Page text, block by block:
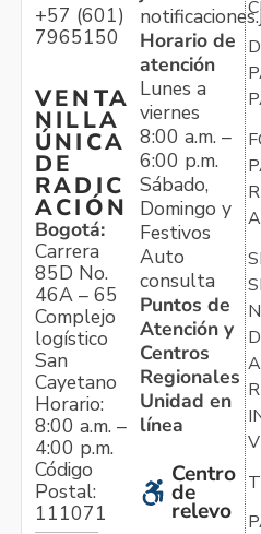
+57 (601)
7965150
VENTA
NILLA
ÚNICA
DE
RADIC
ACIÓN
Bogotá:
Carrera
85D No.
46A – 65
Complejo
logístico
San
Cayetano
Horario:
8:00 a.m. –
4:00 p.m.
Código
Postal:
111071
Horario de
atención
Lunes a
viernes
8:00 a.m. –
6:00 p.m.
Sábado,
Domingo y
Festivos
Auto
consulta
Puntos de
Atención y
Centros
Regionales
Unidad en
línea
Centro
de
relevo